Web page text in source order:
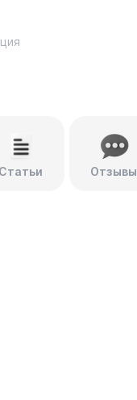
Статьи Отзывы